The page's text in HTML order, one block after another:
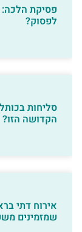
פסיקת הלכה:
לפסוק?
סליחות
הקדושה הזו?
אירוח דתי
שמזמינים